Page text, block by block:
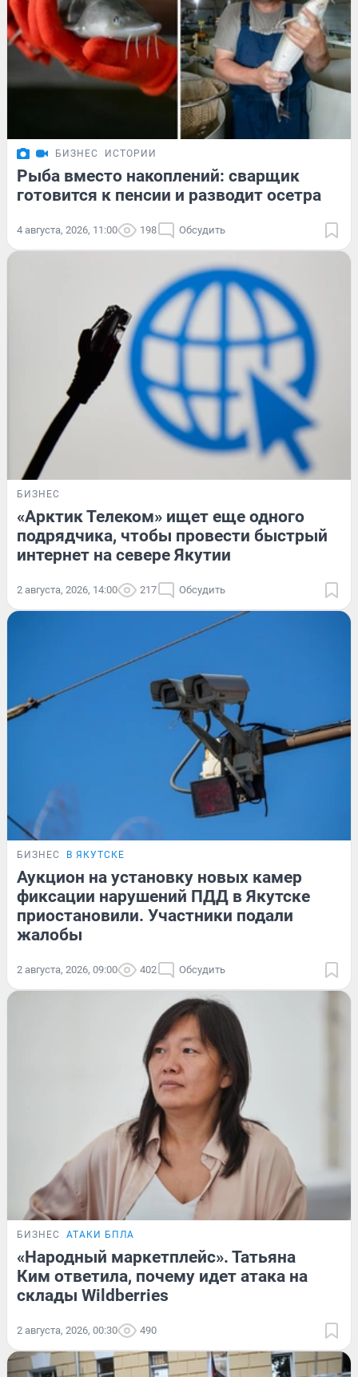
БИЗНЕС ИСТОРИИ
Рыба вместо накоплений: сварщик
готовится к пенсии и разводит осетра
4 августа, 2026, 11:00 198 Обсудить
БИЗНЕС
«Арктик Телеком» ищет еще одного
подрядчика, чтобы провести быстрый
интернет на севере Якутии
2 августа, 2026, 14:00 217 Обсудить
БИЗНЕС В ЯКУТСКЕ
Аукцион на установку новых камер
фиксации нарушений ПДД в Якутске
приостановили. Участники подали
жалобы
2 августа, 2026, 09:00 402 Обсудить
БИЗНЕС АТАКИ БПЛА
«Народный маркетплейс». Татьяна
Ким ответила, почему идет атака на
склады Wildberries
2 августа, 2026, 00:30 490